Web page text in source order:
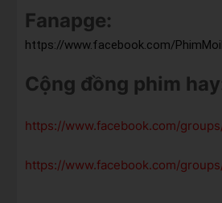
Fanapge:
https://www.facebook.com/
Cộng đồng phim
https://www.facebook.com/
https://www.facebook.com/